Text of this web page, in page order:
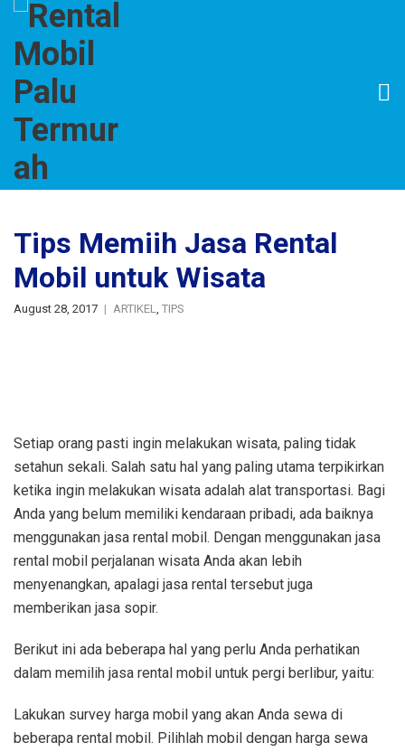
Tips Memiih Jasa Rental
Mobil untuk Wisata
August 28, 2017 ARTIKEL, TIPS
Setiap orang pasti ingin melakukan wisata, paling tidak
setahun sekali. Salah satu hal yang paling utama terpikirkan
ketika ingin melakukan wisata adalah alat transportasi. Bagi
Anda yang belum memiliki kendaraan pribadi, ada baiknya
menggunakan jasa rental mobil. Dengan menggunakan jasa
rental mobil perjalanan wisata Anda akan lebih
menyenangkan, apalagi jasa rental tersebut juga
memberikan jasa sopir.
Berikut ini ada beberapa hal yang perlu Anda perhatikan
dalam memilih jasa rental mobil untuk pergi berlibur, yaitu:
Lakukan survey harga mobil yang akan Anda sewa di
beberapa rental mobil. Pilihlah mobil dengan harga sewa